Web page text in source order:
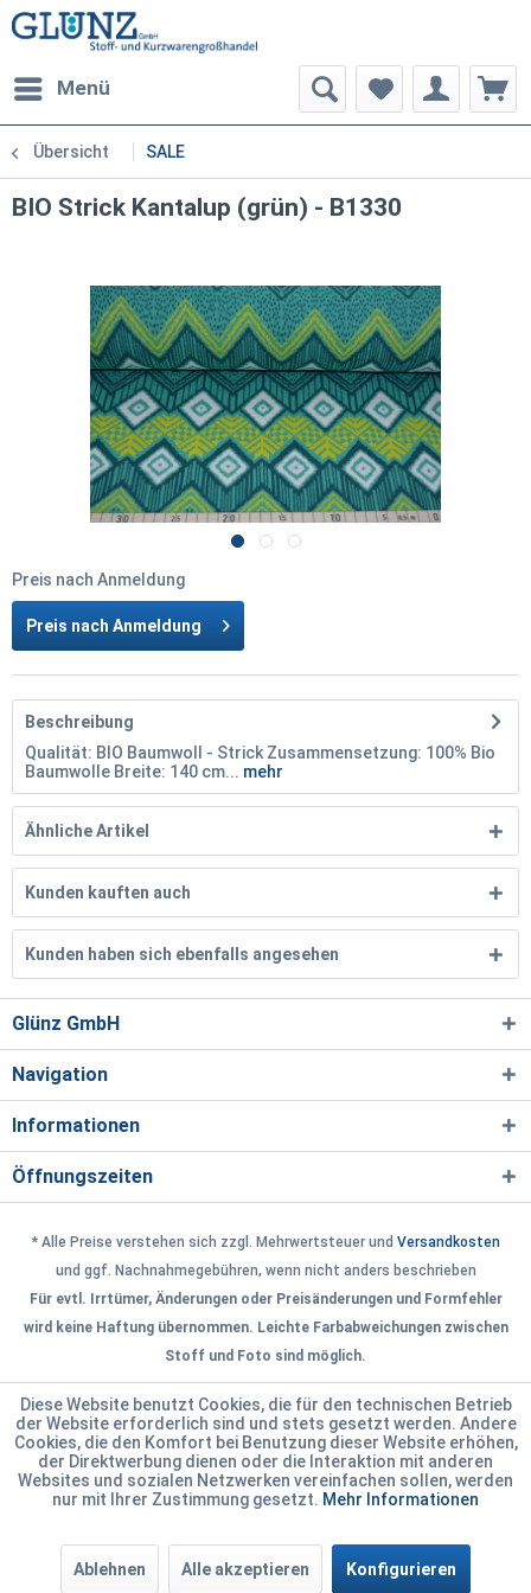
Menü
Übersicht SALE
BIO Strick Kantalup (grün) - B1330
Preis nach Anmeldung
Preis nach Anmeldung
Beschreibung
Qualität: BIO Baumwoll - Strick Zusammensetzung: 100% Bio
Baumwolle Breite: 140 cm... mehr
Ähnliche Artikel
Kunden kauften auch
Kunden haben sich ebenfalls angesehen
Glünz GmbH
Navigation
Informationen
Öffnungszeiten
* Alle Preise verstehen sich zzgl. Mehrwertsteuer und Versandkosten
und ggf. Nachnahmegebühren, wenn nicht anders beschrieben
Für evtl. Irrtümer, Änderungen oder Preisänderungen und Formfehler
wird keine Haftung übernommen. Leichte Farbabweichungen zwischen
Stoff und Foto sind möglich.
Diese Website benutzt Cookies, die für den technischen Betrieb
der Website erforderlich sind und stets gesetzt werden. Andere
Cookies, die den Komfort bei Benutzung dieser Website erhöhen,
der Direktwerbung dienen oder die Interaktion mit anderen
Websites und sozialen Netzwerken vereinfachen sollen, werden
nur mit Ihrer Zustimmung gesetzt. Mehr Informationen
Ablehnen Alle akzeptieren Konfigurieren